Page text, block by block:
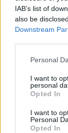
IAB’s list of
also be
Downstream
Personal
I want to
personal
Opted In
I want to
Personal
Opted In
Vaizdai iš
vaiko gyvybių
32 laipsnių